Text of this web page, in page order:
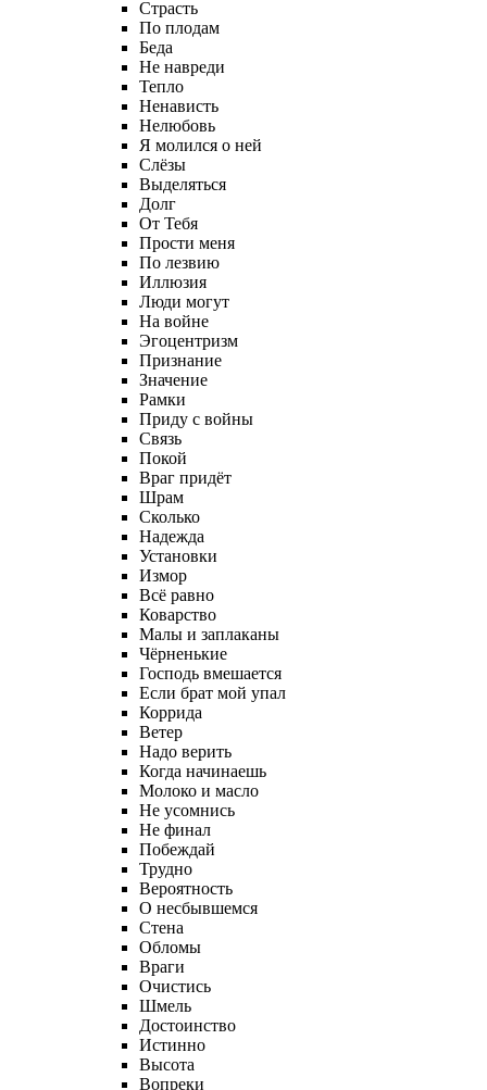
Страсть
По плодам
Беда
Не навреди
Тепло
Ненависть
Нелюбовь
Я молился о ней
Слёзы
Выделяться
Долг
От Тебя
Прости меня
По лезвию
Иллюзия
Люди могут
На войне
Эгоцентризм
Признание
Значение
Рамки
Приду с войны
Связь
Покой
Враг придёт
Шрам
Сколько
Надежда
Установки
Измор
Всё равно
Коварство
Малы и заплаканы
Чёрненькие
Господь вмешается
Если брат мой упал
Коррида
Ветер
Надо верить
Когда начинаешь
Молоко и масло
Не усомнись
Не финал
Побеждай
Трудно
Вероятность
О несбывшемся
Стена
Обломы
Враги
Очистись
Шмель
Достоинство
Истинно
Высота
Вопреки